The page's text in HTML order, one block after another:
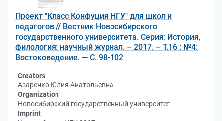
Проект "Класс Конфуция НГУ" для школ и
педагогов // Вестник Новосибирского
государственного университета. Серия: История,
филология: научный журнал. – 2017. – Т.16 : №4:
Востоковедение. — С. 98-102
Creators
Азаренко Юлия Анатольевна
Organization
Новосибирский государственный университет
Imprint